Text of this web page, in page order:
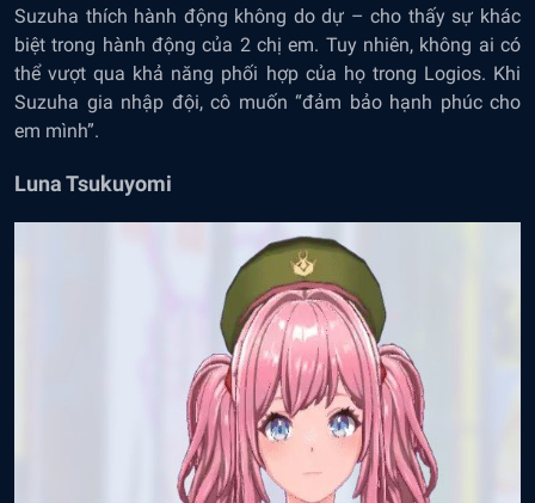
Suzuha thích hành động không do dự – cho thấy sự khác
biệt trong hành động của 2 chị em. Tuy nhiên, không ai có
thể vượt qua khả năng phối hợp của họ trong Logios. Khi
Suzuha gia nhập đội, cô muốn “đảm bảo hạnh phúc cho
em mình”.
Luna Tsukuyomi